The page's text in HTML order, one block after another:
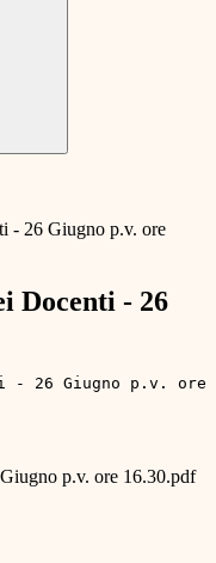
- 26 Giugno p.v. ore
Docenti - 26
- 26 Giugno p.v. ore
p.v. ore 16.30.pdf